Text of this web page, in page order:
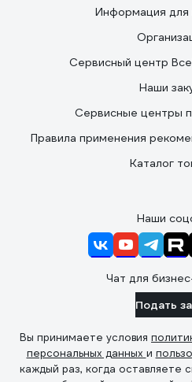
Информация для
Сервисный центр
Наши
Сервисные центры
Правила применения
Каталог
Наши
Чат для
Подать
Вы принимаете условия
персональных данных и
каждый раз, когда оставляете